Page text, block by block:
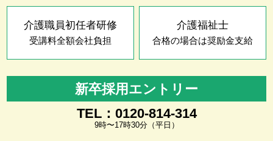
介護職員初任者研修
受講料全額会社負担
介護福祉士
合格の場合は奨励金支給
新卒採用エントリー
TEL：0120-814-314
9時〜17時30分（平日）